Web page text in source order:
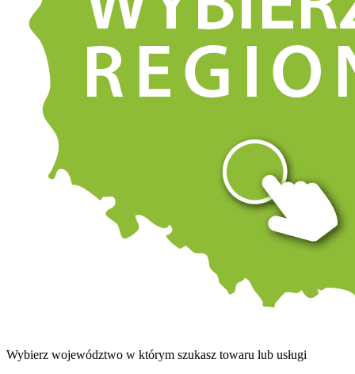
Wybierz województwo w którym szukasz towaru lub usługi